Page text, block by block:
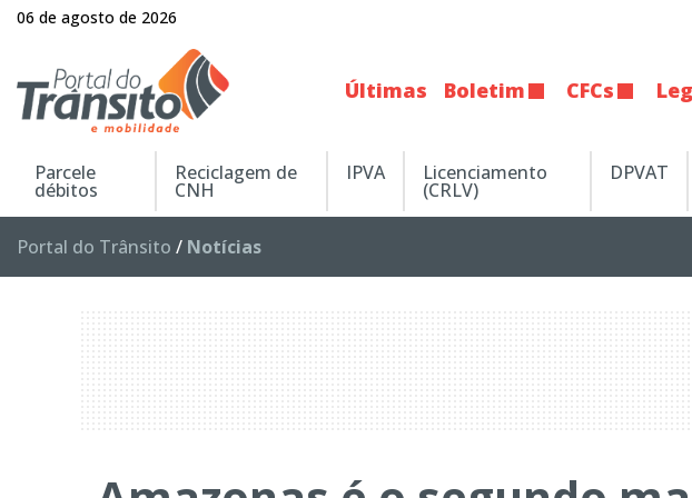
06 de agosto de 2026
Últimas Boletim CFCs
Parcele
débitos
Reciclagem de
CNH
IPVA Licenciamento
(CRLV)
DPVAT
Portal do Trânsito / Notícias